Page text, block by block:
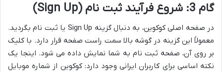
گام 3: شروع فرآیند ثبت نام (Sign Up)
در صفحه اصلی کوکوین، به دنبال گزینه Sign Up یا ثبت نام بگردید.
معمولاً این گزینه در گوشه بالا سمت راست صفحه قرار دارد. با کلیک
بر روی آن، صفحه ثبت نام به شما نمایش داده می شود. اینجا یک
نکته اساسی برای کاربران ایرانی وجود دارد: کوکوین از شماره موبایل